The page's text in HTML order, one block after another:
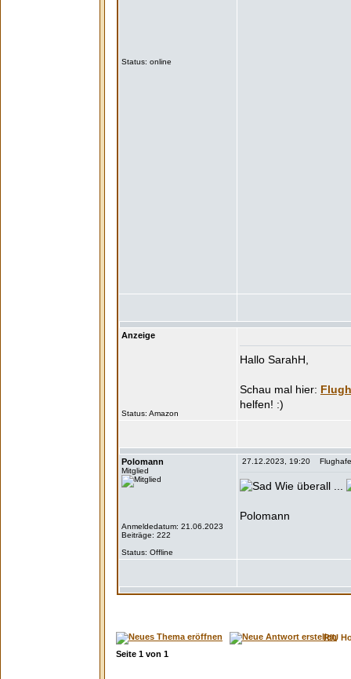
Status: online
Anzeige
Status:
Hallo SarahH,
Polomann
Mitglied
Anmeldedatum: 21.06.2023
Beiträge: 222
Status: Offline
27.12.2023, 19:20
Wie überall ...
Polomann
RIU
Seite 1 von 1